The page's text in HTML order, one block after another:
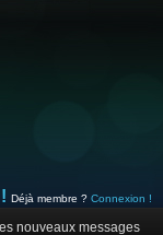
Déjà membre ? Connexion !
nouveaux messages